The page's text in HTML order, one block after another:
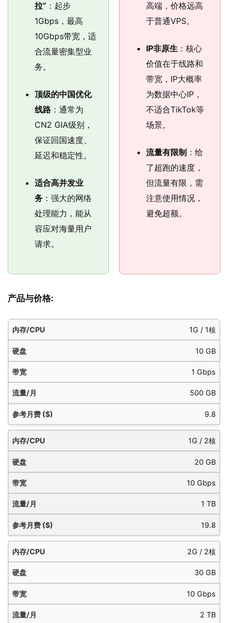
拉” ：起步
1Gbps，最高
10Gbps带宽，适
合流量密集型业
务。
顶级的中国优化
线路 ：通常为
CN2 GIA级别，
保证回国速度、
延迟和稳定性。
适合高并发业
务 ：强大的网络
处理能力，能从
容应对海量用户
请求。
高端，价格远高
于普通VPS。
IP非原生 ：核心
价值在于线路和
带宽，IP大概率
为数据中心IP，
不适合TikTok等
场景。
流量有限制 ：给
了超跑的速度，
但流量有限，需
注意使用情况，
避免超额。
产品与价格:
内
存/CPU
盘
宽
流
考
($)
1G / 1核
10 GB
1 Gbps
500 GB
9.8
1G / 2核
20 GB
10 Gbps
1 TB
19.8
2G / 2核
30 GB
10 Gbps
2 TB